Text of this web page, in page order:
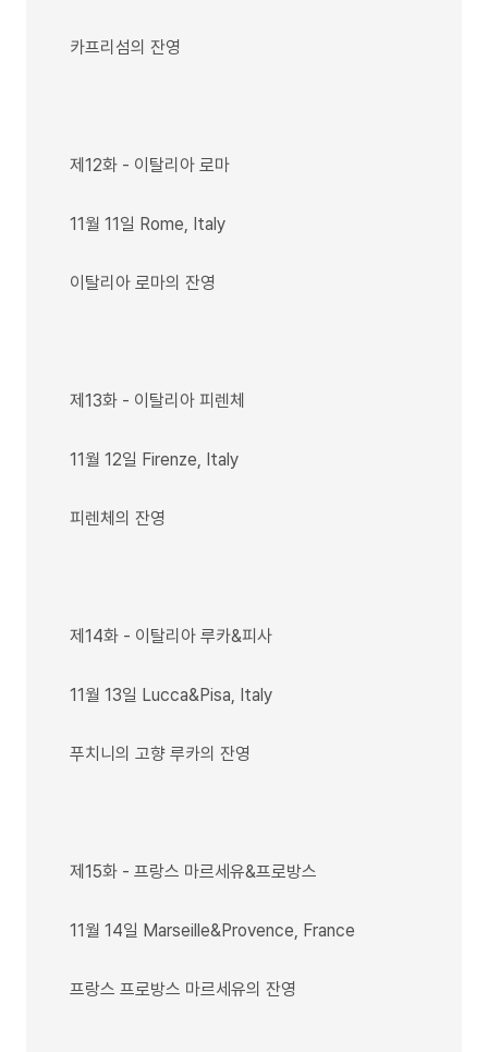
카프리섬의 잔영
제12화 - 이탈리아 로마
11월 11일 Rome, Italy
이탈리아 로마의 잔영
제13화 - 이탈리아 피렌체
11월 12일 Firenze, Italy
피렌체의 잔영
제14화 - 이탈리아 루카&피사
11월 13일 Lucca&Pisa, Italy
푸치니의 고향 루카의 잔영
제15화 - 프랑스 마르세유&프로방스
11월 14일 Marseille&Provence, France
프랑스 프로방스 마르세유의 잔영